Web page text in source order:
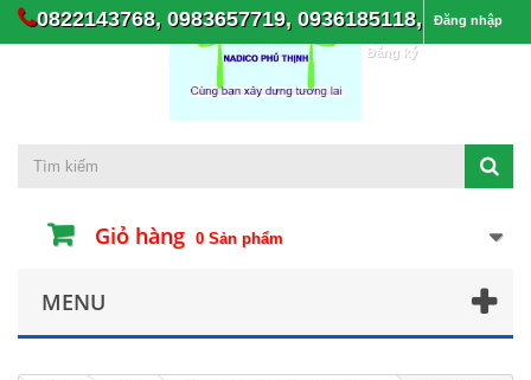
0822143768, 0983657719, 0936185118, Đăng nhập
Đăng ký
Giỏ hàng 0 Sản phẩm
MENU